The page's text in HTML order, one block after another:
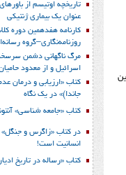
تاریخچه اوتیسم از
عنوان یک بیماری ژنتیکی
کارنامه هفدهمین دوره
روزنامه‌نگاری–گروه
مرگ ناگهانی دشمن
اسرائیل و از معدود
کتاب «ارزیابی و درمان
جاندا)» در یک نگاه
کتاب «جامعه شناسی»
در کتاب «زاگرس و
انسانیت است!
کتاب «رساله در تاریخ